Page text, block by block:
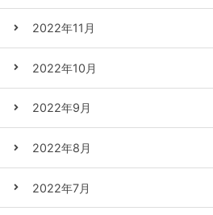
2022年11月
2022年10月
2022年9月
2022年8月
2022年7月